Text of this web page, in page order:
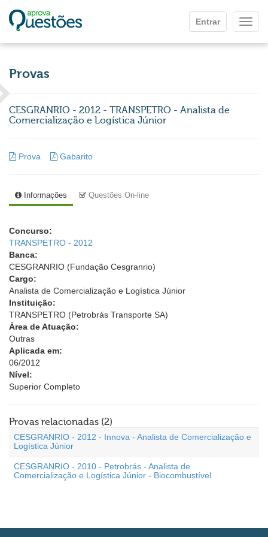
Entrar
Provas
CESGRANRIO - 2012 - TRANSPETRO - Analista de
Comercialização e Logística Júnior
Prova Gabarito
Informações Questões On-line
Concurso:
TRANSPETRO - 2012
Banca:
CESGRANRIO (Fundação Cesgranrio)
Cargo:
Analista de Comercialização e Logística Júnior
Instituição:
TRANSPETRO (Petrobrás Transporte SA)
Área de Atuação:
Outras
Aplicada em:
06/2012
Nível:
Superior Completo
Provas relacionadas (2)
CESGRANRIO - 2012 - Innova - Analista de Comercialização e
Logística Júnior
CESGRANRIO - 2010 - Petrobrás - Analista de
Comercialização e Logística Júnior - Biocombustível